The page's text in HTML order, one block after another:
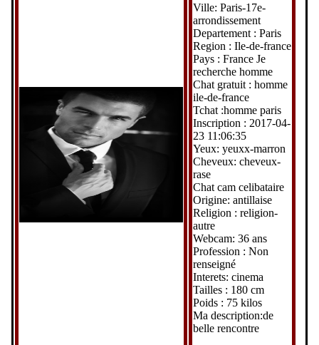
Ville: Paris-17e-
arrondissement
Departement : Paris
Region : Ile-de-france
Pays : France Je
recherche homme
Chat gratuit : homme
ile-de-france
Tchat :homme paris
Inscription : 2017-04-
23 11:06:35
Yeux: yeuxx-marron
Cheveux: cheveux-
rase
Chat cam celibataire
Origine: antillaise
Religion : religion-
autre
Webcam: 36 ans
Profession : Non
renseigné
Interets: cinema
Tailles : 180 cm
Poids : 75 kilos
Ma description:de
belle rencontre